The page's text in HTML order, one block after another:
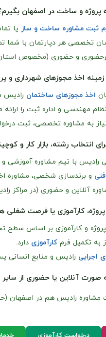
پروژه و ساخت در اصفهان
ثبت مشاوره ساخت و ساز یا
تخصصی هر دپارتمان با شما
و حضوری (مخصوص
زمینه اخذ مجوزهای شهرداری و
اخذ مجوزهای ساختمان رادیس
مهندسی و اداره ثبت را
به مشاوره تخصصی، ثبت
انتخاب رشته، بازار کار و
رادیس با تیم مشاوره آموزشی
و برندسازی شخصی، مشاوره
آنلاین و حضوری (در مراکز
پروژه، کارآموزی یا فرصت
و کارآموزی بر اساس سطح
به تکمیل فرم کارآموزی دارد.
اجرایی رادیس و منابع انسانی
صورت آنلاین یا حضوری از
مشاوره رادیس هم در اصفهان